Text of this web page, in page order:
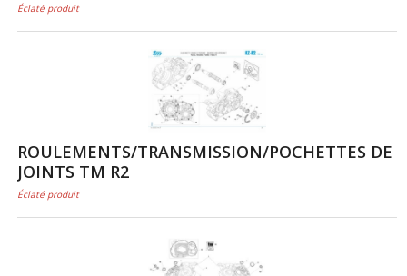
Éclaté produit
ROULEMENTS/TRANSMISSION/POCHETTES DE
JOINTS TM R2
Éclaté produit